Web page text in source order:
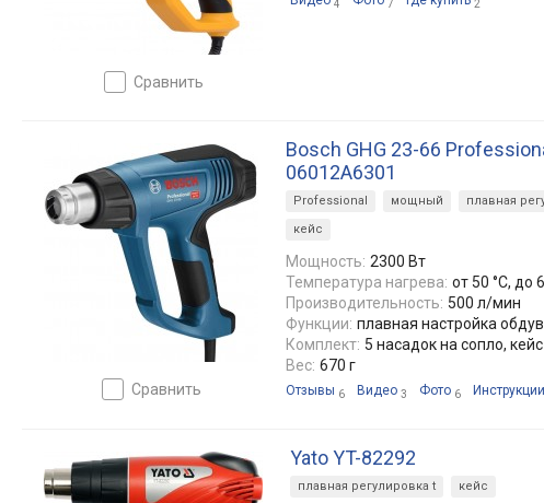
сравнить
4 7 2
сравнить
Bosch GHG 23-66
06012A6301
Professional мощный плавная
кейс
Мощность: 2300 Вт
Температура нагрева: от 50 °C, до
Производительность: 500 л/мин
Функции: плавная настройка
Комплект: 5 насадок на сопло, кейс
Вес: 670 г
Отзывы 6 Видео 3 Фото 6 Инструкции
Yato YT-82292
плавная регулировка t кейс